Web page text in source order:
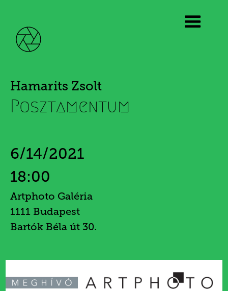
Hamarits Zsolt
Posztamentum
6/14/2021
18:00
Artphoto Galéria
1111 Budapest
Bartók Béla út 30.